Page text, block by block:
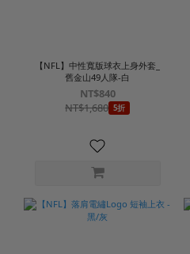
【NFL】中性寬版球衣上身外套_
舊金山49人隊-白
NT$840
NT$1,680 5折